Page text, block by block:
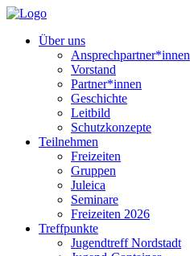
Über uns
Ansprechpartner*innen
Vorstand
Partner*innen
Geschichte
Leitbild
Schutzkonzepte
Teilnehmen
Freizeiten
Gruppen
Juleica
Seminare
Freizeiten 2026
Treffpunkte
Jugendtreff Nordstadt